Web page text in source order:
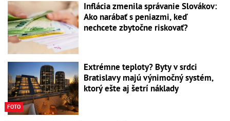
Inflácia zmenila správanie Slovákov:
Ako narábať s peniazmi, keď
nechcete zbytočne riskovať?
FOTO
Extrémne teploty? Byty v srdci
Bratislavy majú výnimočný systém,
ktorý ešte aj šetrí náklady